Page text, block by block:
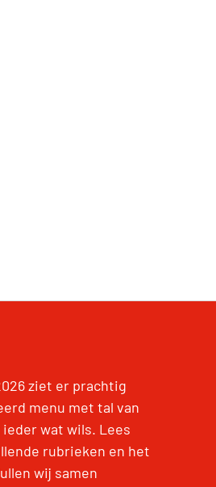
ziet er prachtig
menu met tal van
wat wils. Lees
rubrieken en het
wij samen